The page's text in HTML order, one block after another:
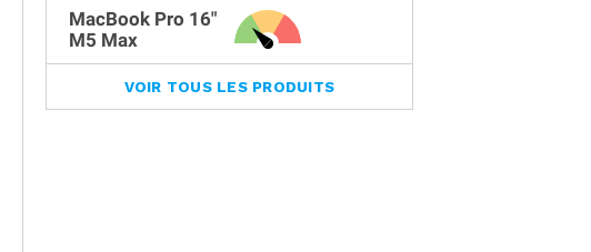
MacBook Pro 16"
M5 Max
VOIR TOUS LES PRODUITS